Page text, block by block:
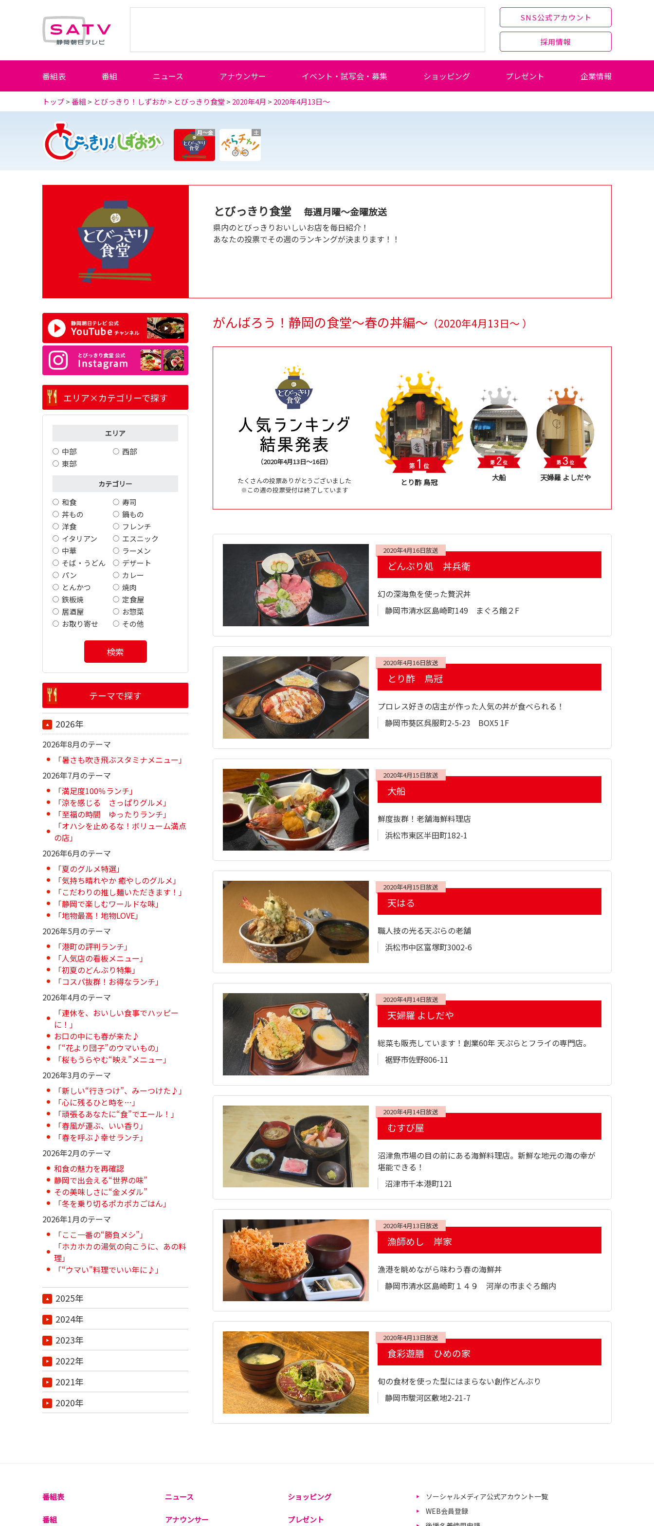
SNS公式アカウント
採用情報
番組表 番組 ニュース アナウンサー イベント・試写会・募集 ショッピング プレゼント 企業情報
トップ>番組 > とびっきり！しずおか> とびっきり食堂 > 2020年4月 > 2020年4月13日～
月～金 土
とびっきり食堂 毎週月曜～金曜放送
県内のとびっきりおいしいお店を毎日紹介！
あなたの投票でその週のランキングが決まります！！
がんばろう！静岡の食堂～春の丼編～ （2020年4月13日～ ）
（2020年4月13日～16日）
たくさんの投票ありがとうございました
※この週の投票受付は終了しています
とり酢 鳥冠 大船 天婦羅 よしだや
2020年4月16日放送
どんぶり処 丼兵衛
幻の深海魚を使った贅沢丼
静岡市清水区島崎町149 まぐろ館２F
2020年4月16日放送
とり酢 鳥冠
プロレス好きの店主が作った人気の丼が食べられる！
静岡市葵区呉服町2-5-23 BOX5 1F
2020年4月15日放送
大船
鮮度抜群！老舗海鮮料理店
浜松市東区半田町182-1
2020年4月15日放送
天はる
職人技の光る天ぷらの老舗
浜松市中区富塚町3002-6
2020年4月14日放送
天婦羅 よしだや
総菜も販売しています！創業60年 天ぷらとフライの専門店。
裾野市佐野806-11
2020年4月14日放送
むすび屋
沼津魚市場の目の前にある海鮮料理店。新鮮な地元の海の幸が
堪能できる！
沼津市千本港町121
2020年4月13日放送
漁師めし 岸家
漁港を眺めながら味わう春の海鮮丼
静岡市清水区島崎町１４９ 河岸の市まぐろ館内
2020年4月13日放送
食彩遊膳 ひめの家
旬の食材を使った型にはまらない創作どんぶり
静岡市駿河区敷地2-21-7
エリア×カテゴリーで探す
エリア
中部
西部
東部
カテゴリー
和食
寿司
丼もの
鍋もの
洋食
フレンチ
イタリアン
エスニック
中華
ラーメン
そば・うどん
デザート
パン
カレー
とんかつ
焼肉
鉄板焼
定食屋
居酒屋
お惣菜
お取り寄せ
その他
検索
テーマで探す
2026年
2026年8月のテーマ
「暑さも吹き飛ぶスタミナメニュー」
2026年7月のテーマ
「満足度100％ランチ」
「涼を感じる さっぱりグルメ」
「至福の時間 ゆったりランチ」
「オハシを止めるな！ボリューム満点
の店」
2026年6月のテーマ
「夏のグルメ特選」
「気持ち晴れやか 癒やしのグルメ」
「こだわりの推し麺いただきます！」
「静岡で楽しむワールドな味」
「地物最高！地物LOVE」
2026年5月のテーマ
「港町の評判ランチ」
「人気店の看板メニュー」
「初夏のどんぶり特集」
「コスパ抜群！お得なランチ」
2026年4月のテーマ
「連休を、おいしい食事でハッピー
に！」
お口の中にも春が来た♪
「“花より団子”のウマいもの」
「桜もうらやむ“映え”メニュー」
2026年3月のテーマ
「新しい“行きつけ”、みーつけた♪」
「心に残るひと時を…」
「頑張るあなたに“食”でエール！」
「春風が運ぶ、いい香り」
「春を呼ぶ♪幸せランチ」
2026年2月のテーマ
和食の魅力を再確認
静岡で出会える“世界の味”
その美味しさに“金メダル”
「冬を乗り切るポカポカごはん」
2026年1月のテーマ
「ここ一番の“勝負メシ”」
「ホカホカの湯気の向こうに、あの料
理」
「“ウマい"料理でいい年に♪」
2025年
2024年
2023年
2022年
2021年
2020年
番組表
番組
ニュース
アナウンサー
ショッピング
プレゼント
ソーシャルメディア公式アカウント一覧
WEB会員登録